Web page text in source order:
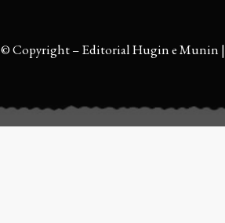
© Copyright – Editorial Hugin e Munin |